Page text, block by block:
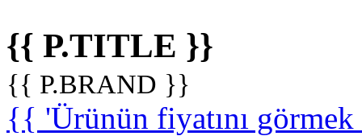
{{ P.TITLE }}
{{ P.BRAND }}
{{ 'Ürünün fiyatını